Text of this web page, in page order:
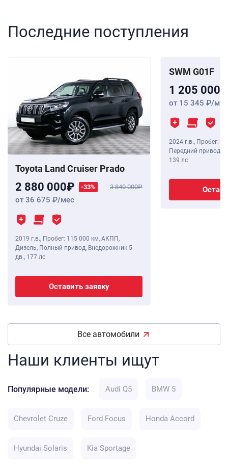
Последние поступления
Toyota Land Cruiser Prado
2 880 000 -33% 3 840 000
от 36 675 /мес
2019 г.в., Пробег: 115 000 км, АКПП,
Дизель, Полный привод, Внедорожник 5
дв., 177 лс
Оставить заявку
SWM G01F
1 205 000
от 15 345 /мес
2024 г.в., Пробег: 8
Передний привод,
139 лс
Все автомобили
Наши клиенты ищут
Популярные модели: Audi Q5 BMW 5
Chevrolet Cruze Ford Focus Honda Accord
Hyundai Solaris Kia Sportage